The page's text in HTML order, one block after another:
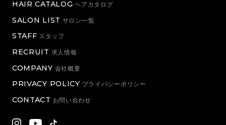
HAIR CATALOG ヘアカタログ
SALON LIST サロン一覧
STAFF スタッフ
RECRUIT 求人情報
COMPANY 会社概要
PRIVACY POLICY プライバシーポリシー
CONTACT お問い合わせ